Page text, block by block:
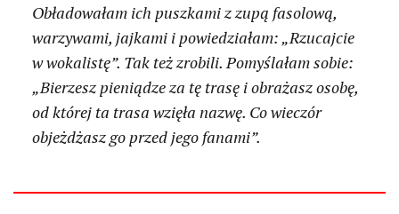
Obładowałam ich puszkami z zupą fasolową,
warzywami, jajkami i powiedziałam: „Rzucajcie
w wokalistę”. Tak też zrobili. Pomyślałam sobie:
„Bierzesz pieniądze za tę trasę i obrażasz osobę,
od której ta trasa wzięła nazwę. Co wieczór
objeżdżasz go przed jego fanami”.